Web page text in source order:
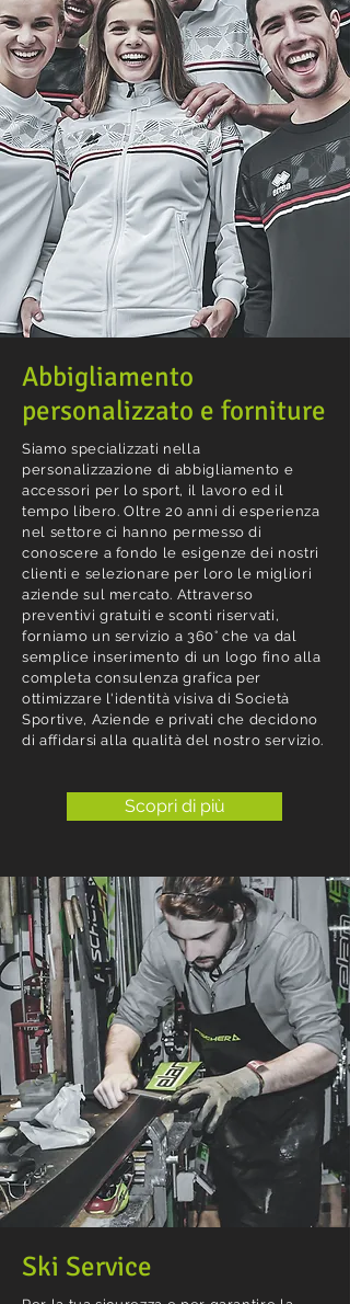
Abbigliamento
personalizzato e forniture
Siamo specializzati nella
personalizzazione di abbigliamento e
accessori per lo sport, il lavoro ed il
tempo libero. Oltre 20 anni di esperienza
nel settore ci hanno permesso di
conoscere a fondo le esigenze dei nostri
clienti e selezionare per loro le migliori
aziende sul mercato. Attraverso
preventivi gratuiti e sconti riservati,
forniamo un servizio a 360° che va dal
semplice inserimento di un logo fino alla
completa consulenza grafica per
ottimizzare l'identità visiva di Società
Sportive, Aziende e privati che decidono
di affidarsi alla qualità del nostro servizio.
Scopri di più
Ski Service